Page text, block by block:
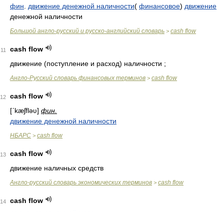
фин движение денежной наличности( финансовое) движение
денежной наличности
Большой англо-русский и русско-английский словарь > cash flow
11
cash flow
движение (поступление и расход) наличности ;
Англо-Русский словарь финансовых терминов > cash flow
12
cash flow
[ʹkæʃfləʋ] фин.
движение денежной наличности
НБАРС > cash flow
13
cash flow
движение наличных средств
Англо-русский словарь экономических терминов > cash flow
14
cash flow